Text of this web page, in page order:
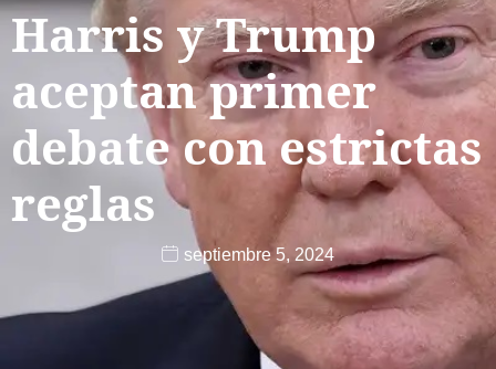
Harris y Trump
aceptan primer
debate con estrictas
reglas
septiembre 5, 2024